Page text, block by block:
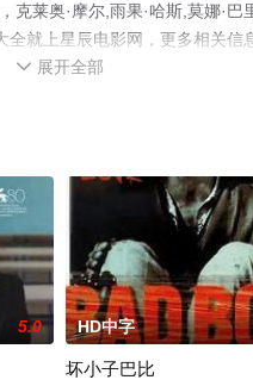
莱奥·摩尔,雨果·哈斯,莫娜·
就上星辰电影网，更多相关
 展开全部
5.0 HD中字
坏小子巴比